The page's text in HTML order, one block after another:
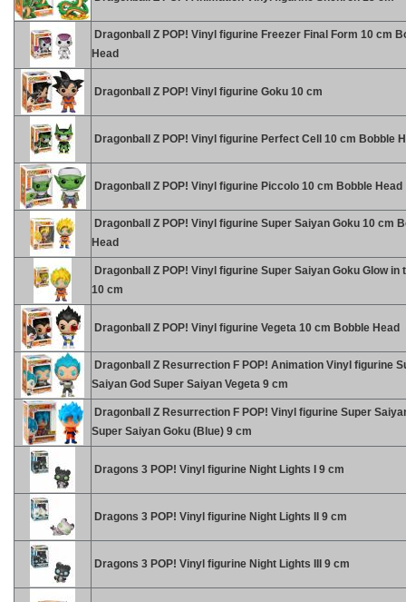
Dragonball Z POP! Vinyl figurine Freezer Final Form 10 cm
Head
Dragonball Z POP! Vinyl figurine Goku 10 cm
Dragonball Z POP! Vinyl figurine Perfect Cell 10 cm Bobble
Dragonball Z POP! Vinyl figurine Piccolo 10 cm Bobble Head
Dragonball Z POP! Vinyl figurine Super Saiyan Goku 10 cm
Head
Dragonball Z POP! Vinyl figurine Super Saiyan Goku Glow in
10 cm
Dragonball Z POP! Vinyl figurine Vegeta 10 cm Bobble Head
Dragonball Z Resurrection F POP! Animation Vinyl figurine
Saiyan God Super Saiyan Vegeta 9 cm
Dragonball Z Resurrection F POP! Vinyl figurine Super
Super Saiyan Goku (Blue) 9 cm
Dragons 3 POP! Vinyl figurine Night Lights I 9 cm
Dragons 3 POP! Vinyl figurine Night Lights II 9 cm
Dragons 3 POP! Vinyl figurine Night Lights III 9 cm